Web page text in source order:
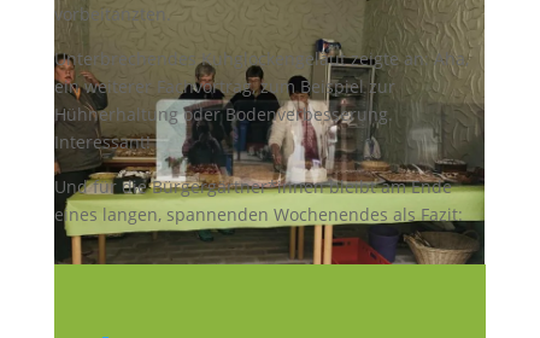
vorbeitanzten.
Unterbrechendes Kuhglockengeläut zeigte an: Aha,
ein weiterer Fachvortrag, zum Beispiel zur
Hühnerhaltung oder Bodenverbesserung.
Interessant!
Und für die Bürgergärtner*innen bleibt am Ende
eines langen, spannenden Wochenendes als Fazit: